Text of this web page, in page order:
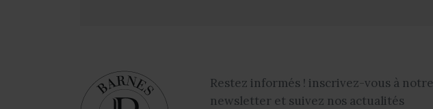
Restez informés ! inscrivez-vous à notre
newsletter et suivez nos actualités